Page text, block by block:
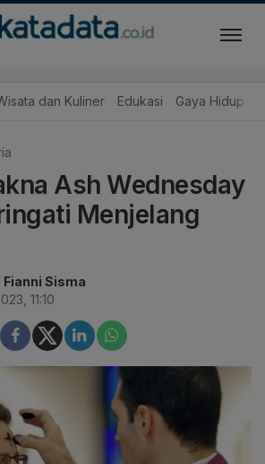
dan Kuliner Edukasi Gaya Hidup
Ash Wednesday
Menjelang
Sisma
11:10